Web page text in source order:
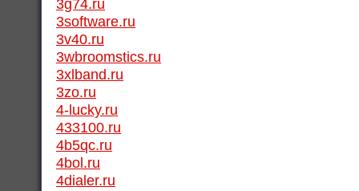
3g74.ru
3software.ru
3v40.ru
3wbroomstics.ru
3xlband.ru
3zo.ru
4-lucky.ru
433100.ru
4b5qc.ru
4bol.ru
4dialer.ru